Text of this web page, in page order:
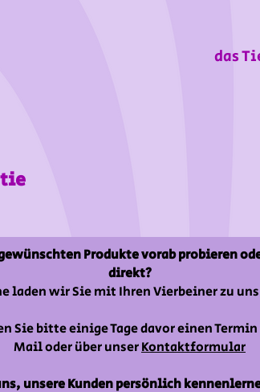
das
Produkte vorab probieren
direkt?
laden wir Sie mit Ihren Vierbeiner zu
Sie bitte einige Tage davor einen
Mail oder über unserKontaktformular
unsere Kunden persönlich